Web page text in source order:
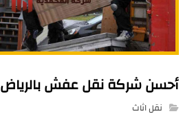
أحسن شركة نقل عفش بالرياض
نقل اثاث